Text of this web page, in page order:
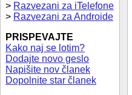
> Razvezani za iTelefone
> Razvezani za Androide
PRISPEVAJTE
Kako naj se lotim?
Dodajte novo geslo
Napišite nov članek
Dopolnite star članek